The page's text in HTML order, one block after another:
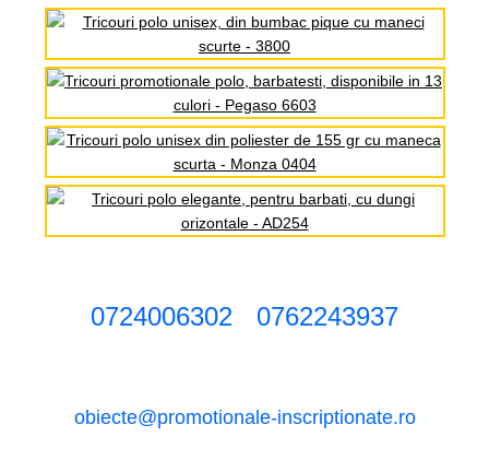
0724006302 0762243937
obiecte@promotionale-inscriptionate.ro